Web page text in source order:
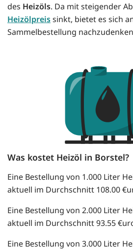
des Heizöls. Da mit steigender
Heizölpreissinkt, bietet es sich
Sammelbestellung
Was kostet Heizöl in Borstel?
Eine Bestellung von 1.000 Liter
aktuell im Durchschnitt 108.00
Eine Bestellung von 2.000 Liter
aktuell im Durchschnitt 93.55
Eine Bestellung von 3.000 Liter